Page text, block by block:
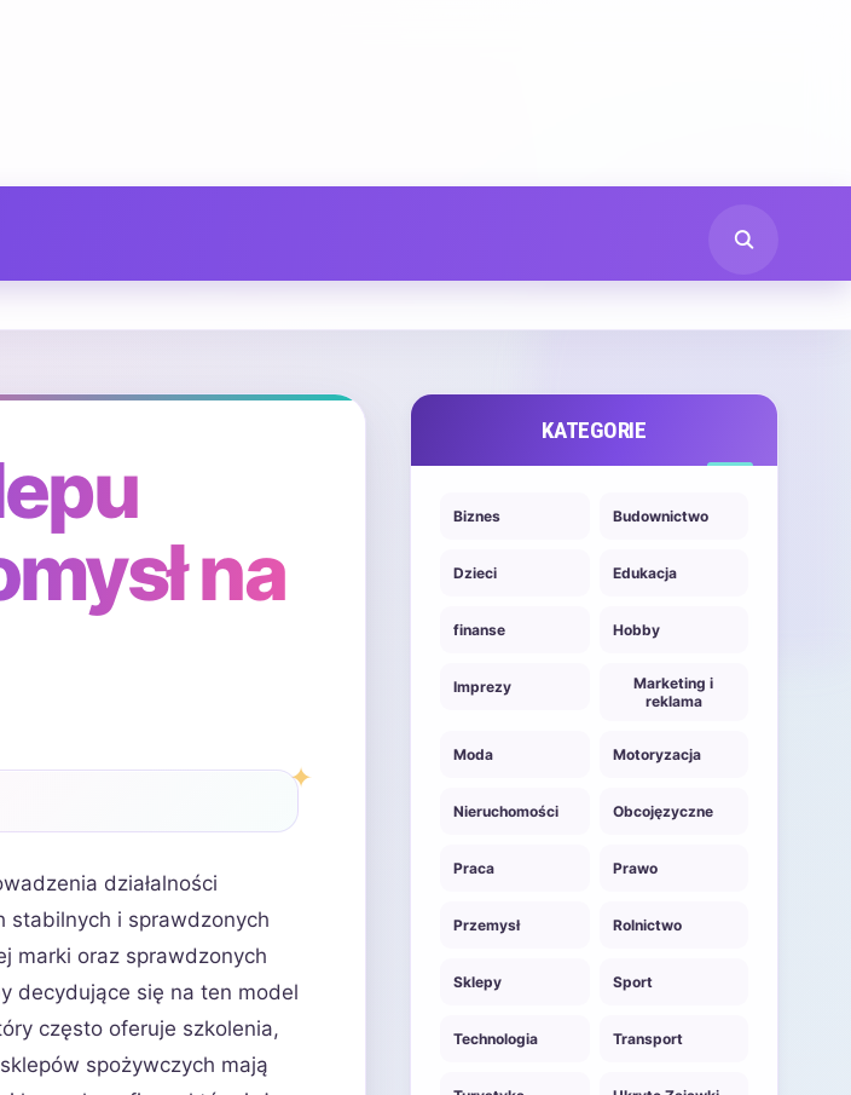
na
działalności
stabilnych i sprawdzonych
marki oraz sprawdzonych
decydujące się na ten model
często oferuje szkolenia,
spożywczych mają
KATEGORIE
Biznes Budownictwo
Dzieci Edukacja
finanse Hobby
Imprezy
Marketing i
reklama
Moda Motoryzacja
Nieruchomości Obcojęzyczne
Praca Prawo
Przemysł Rolnictwo
Sklepy Sport
Technologia Transport